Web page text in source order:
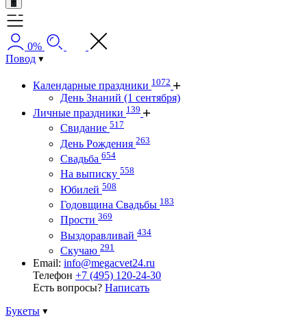
0%
Повод
Календарные праздники 1072
День Знаний (1 сентября)
Личные праздники 139
Свидание 517
День Рождения 263
Свадьба 654
На выписку 558
Юбилей 508
Годовщина Свадьбы 183
Прости 369
Выздоравливай 434
Скучаю 291
Email: info@megacvet24.ru
Телефон +7 (495) 120-24-30
Есть вопросы? Написать
Букеты